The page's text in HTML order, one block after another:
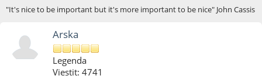
"It's nice to be important but it's more important to be nice" John Cassis
Arska
Legenda
Viestit: 4741